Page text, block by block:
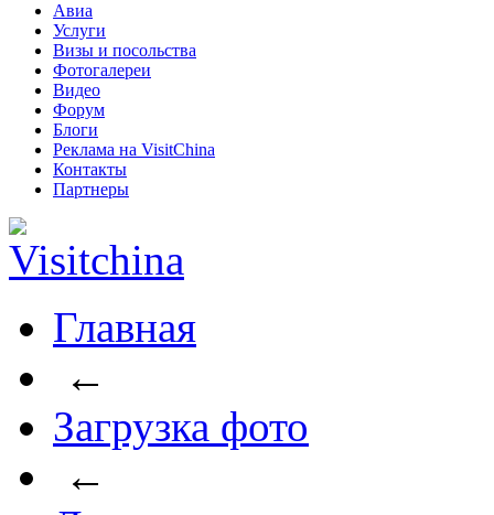
Авиа
Услуги
Визы и посольства
Фотогалереи
Видео
Форум
Блоги
Реклама на VisitChina
Контакты
Партнеры
Главная
←
Загрузка фото
←